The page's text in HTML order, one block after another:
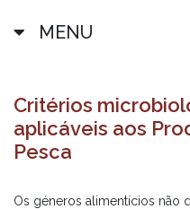
MENU
Critérios
aplicáveis aos
Pesca
Os géneros alimentícios não